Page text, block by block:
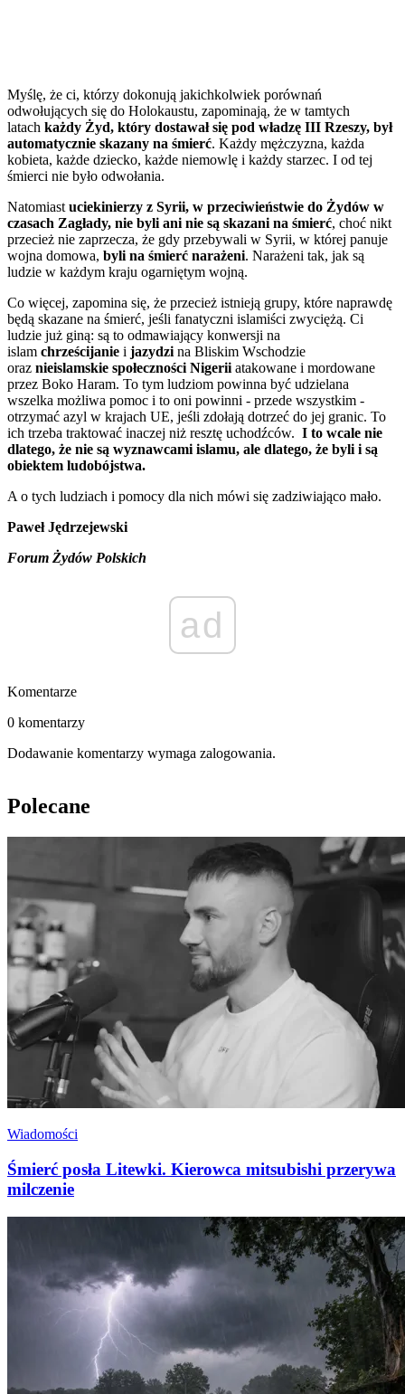
Myślę, że ci, którzy dokonują jakichkolwiek porównań
odwołujących się do Holokaustu, zapominają, że w tamtych
latach każdy Żyd, który dostawał się pod władzę III Rzeszy, był
automatycznie skazany na śmierć. Każdy mężczyzna, każda
kobieta, każde dziecko, każde niemowlę i każdy starzec. I od tej
śmierci nie było odwołania.
Natomiastuciekinierzy z Syrii, w przeciwieństwie do Żydów w
czasach Zagłady, nie byli ani nie są skazani na śmierć, choć nikt
przecież nie zaprzecza, że gdy przebywali w Syrii, w której panuje
wojna domowa, byli na śmierć narażeni. Narażeni tak, jak są
ludzie w każdym kraju ogarniętym wojną.
Co więcej, zapomina się, że przecież istnieją grupy, które naprawdę
będą skazane na śmierć, jeśli fanatyczni islamiści zwyciężą. Ci
ludzie już giną: są to odmawiający konwersji na
islam chrześcijanie i jazydzina Bliskim Wschodzie
oraz nieislamskie społeczności Nigeriiatakowane i mordowane
przez Boko Haram. To tym ludziom powinna być udzielana
wszelka możliwa pomoc i to oni powinni - przede wszystkim -
otrzymać azyl w krajach UE, jeśli zdołają dotrzeć do jej granic. To
ich trzeba traktować inaczej niż resztę uchodźców. I to wcale nie
dlatego, że nie są wyznawcami islamu, ale dlatego, że byli i są
obiektem ludobójstwa.
A o tych ludziach i pomocy dla nich mówi się zadziwiająco mało.
Paweł Jędrzejewski
Forum Żydów Polskich
ad
Komentarze
0 komentarzy
Dodawanie komentarzy wymaga zalogowania.
Polecane
Wiadomości
Śmierć posła Litewki. Kierowca mitsubishi przerywa
milczenie